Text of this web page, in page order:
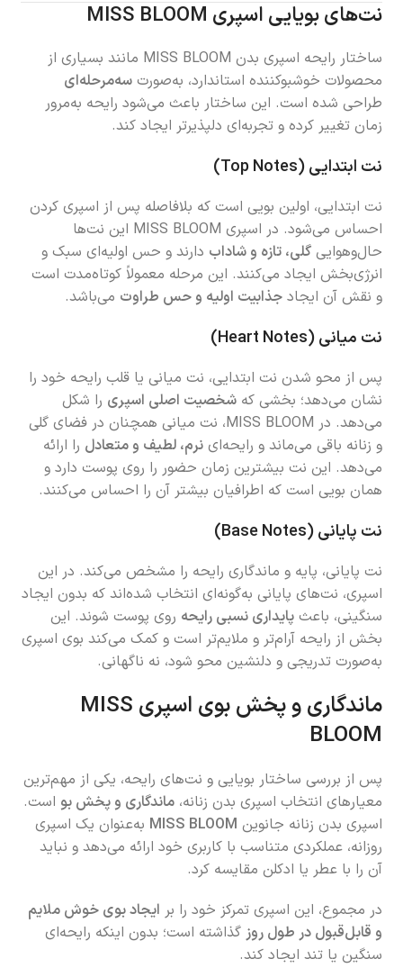
نت‌های بویایی اسپری MISS BLOOM
ساختار رایحه اسپری بدن MISS BLOOM مانند بسیاری از
محصولات خوشبوکننده استاندارد، به‌صورتسه‌مرحله‌ای
طراحی شده است. این ساختار باعث می‌شود رایحه به‌مرور
زمان تغییر کرده و تجربه‌ای دلپذیرتر ایجاد کند.
نت ابتدایی (Top Notes)
نت ابتدایی، اولین بویی است که بلافاصله پس از اسپری کردن
احساس می‌شود. در اسپری MISS BLOOM این نت‌ها
حال‌وهواییگلی، تازه و شاداب دارند و حس اولیه‌ای سبک و
انرژی‌بخش ایجاد می‌کنند. این مرحله معمولاً کوتاه‌مدت است
و نقش آن ایجادجذابیت اولیه و حس طراوت می‌باشد.
نت میانی (Heart Notes)
پس از محو شدن نت ابتدایی، نت میانی یا قلب رایحه خود را
نشان می‌دهد؛ بخشی کهشخصیت اصلی اسپری را شکل
می‌دهد. در MISS BLOOM، نت میانی همچنان در فضای گلی
و زنانه باقی می‌ماند و رایحه‌اینرم، لطیف و متعادل را ارائه
می‌دهد. این نت بیشترین زمان حضور را روی پوست دارد و
همان بویی است که اطرافیان بیشتر آن را احساس می‌کنند.
نت پایانی (Base Notes)
نت پایانی، پایه و ماندگاری رایحه را مشخص می‌کند. در این
اسپری، نت‌های پایانی به‌گونه‌ای انتخاب شده‌اند که بدون ایجاد
سنگینی، باعثپایداری نسبی رایحه روی پوست شوند. این
بخش از رایحه آرام‌تر و ملایم‌تر است و کمک می‌کند بوی اسپری
به‌صورت تدریجی و دلنشین محو شود، نه ناگهانی.
ماندگاری و پخش بوی اسپری MISS
BLOOM
پس از بررسی ساختار بویایی و نت‌های رایحه، یکی از مهم‌ترین
معیارهای انتخاب اسپری بدن زنانه،ماندگاری و پخش بو است.
اسپری بدن زنانه جانوین MISS BLOOM به‌عنوان یک اسپری
روزانه، عملکردی متناسب با کاربری خود ارائه می‌دهد و نباید
آن را با عطر یا ادکلن مقایسه کرد.
در مجموع، این اسپری تمرکز خود را بر ایجاد بوی خوش ملایم
و قابل‌قبول در طول روز گذاشته است؛ بدون اینکه رایحه‌ای
سنگین یا تند ایجاد کند.